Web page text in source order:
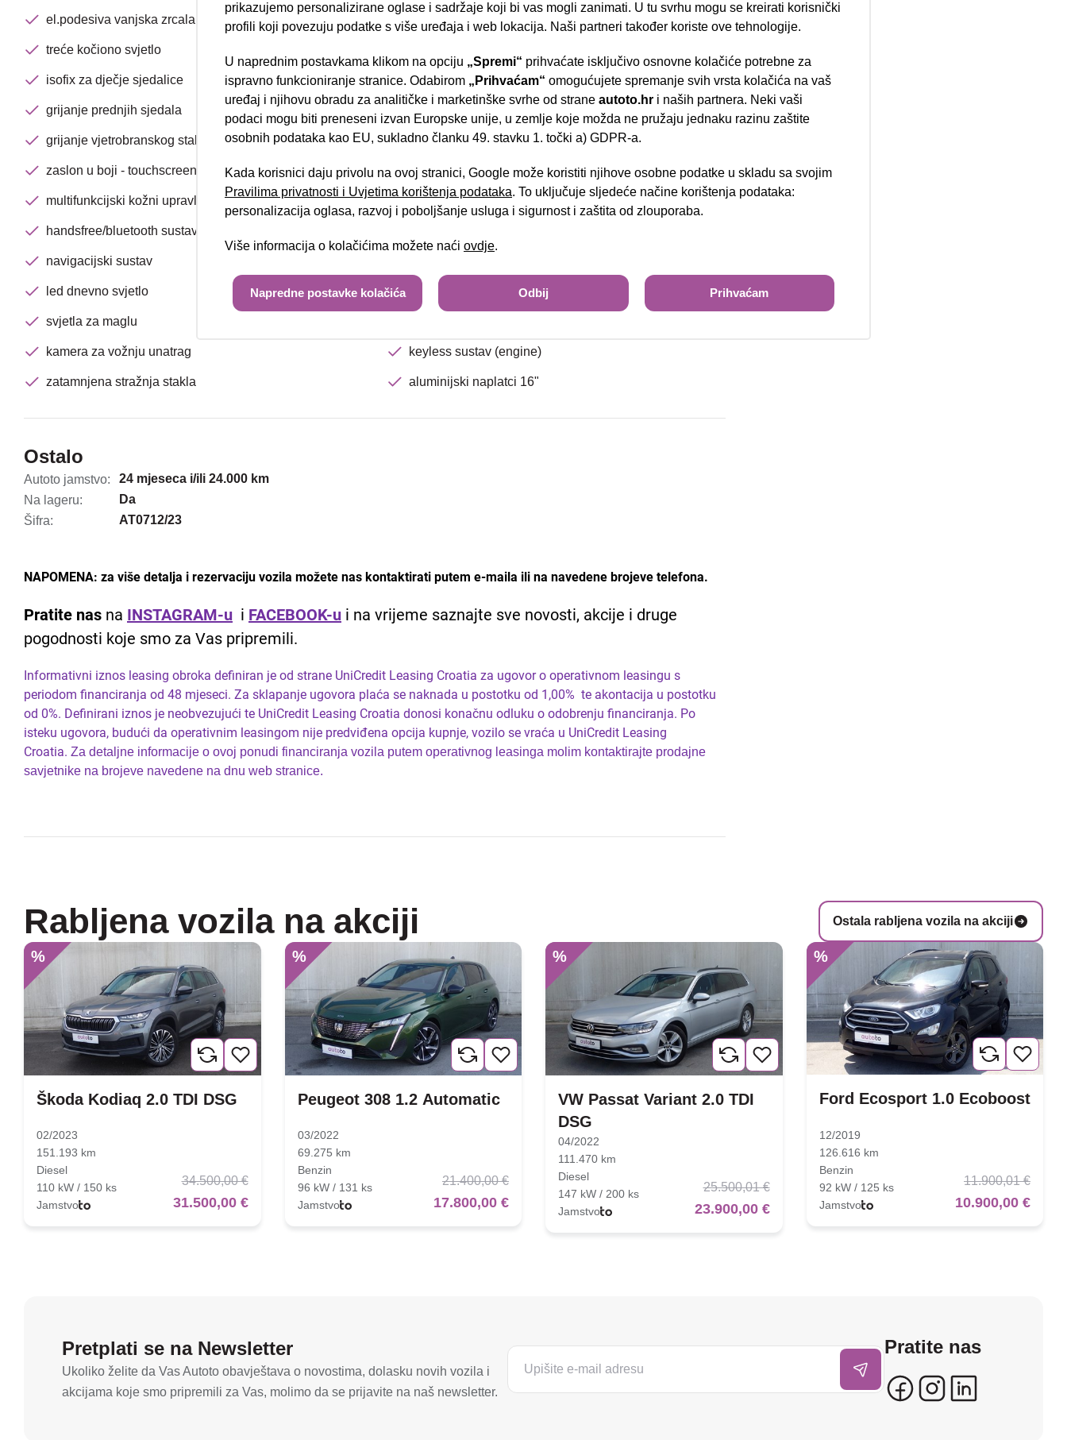
el.podesiva vanjska zrcala el.preklopiva vanjska zrcala
treće kočiono svjetlo
isofix za dječje sjedalice sjedalo vozača podesivo po visini
grijanje prednjih sjedala
grijanje vjetrobranskog stakla radio uređaj USB
zaslon u boji - touchscreen automatski klima uređaj
multifunkcijski kožni upravljač putno računalo
handsfree/bluetooth sustav
navigacijski sustav
led dnevno svjetlo
svjetla za maglu
kamera za vožnju unatrag keyless sustav (engine)
zatamnjena stražnja stakla aluminijski naplatci 16"
Ostalo
Autoto jamstvo:
24 mjeseca i/ili 24.000 km
Na lageru:
Da
Šifra:
AT0712/23
NAPOMENA: za više detalja i rezervaciju vozila možete nas kontaktirati putem e-maila ili na navedene brojeve telefona.
Pratite nas na INSTAGRAM-u i FACEBOOK-u i na vrijeme saznajte sve novosti, akcije i druge
pogodnosti koje smo za Vas pripremili.
Informativni iznos leasing obroka definiran je od strane UniCredit Leasing Croatia za ugovor o operativnom leasingu s
periodom financiranja od 48 mjeseci. Za sklapanje ugovora plaća se naknada u postotku od 1,00% te akontacija u postotku
od 0%. Definirani iznos je neobvezujući te UniCredit Leasing Croatia donosi konačnu odluku o odobrenju financiranja. Po
isteku ugovora, budući da operativnim leasingom nije predviđena opcija kupnje, vozilo se vraća u UniCredit Leasing
Croatia. Za detaljne informacije o ovoj ponudi financiranja vozila putem operativnog leasinga molim kontaktirajte prodajne
savjetnike na brojeve navedene na dnu web stranice.
Rabljena vozila na akciji Ostala rabljena vozila na akciji
%
Škoda Kodiaq 2.0 TDI DSG
02/2023
151.193 km
Diesel
110 kW / 150 ks
Jamstvo
34.500,00 €
31.500,00 €
%
Peugeot 308 1.2 Automatic
03/2022
69.275 km
Benzin
96 kW / 131 ks
Jamstvo
21.400,00 €
17.800,00 €
%
VW Passat Variant 2.0 TDI
DSG
04/2022
111.470 km
Diesel
147 kW / 200 ks
Jamstvo
25.500,01 €
23.900,00 €
%
Ford Ecosport 1.0 Ecoboost
12/2019
126.616 km
Benzin
92 kW / 125 ks
Jamstvo
11.900,01 €
10.900,00 €
Pretplati se na Newsletter
Ukoliko želite da Vas Autoto obavještava o novostima, dolasku novih vozila i
akcijama koje smo pripremili za Vas, molimo da se prijavite na naš newsletter.
Pratite nas
Nova lokacija - Slavonska avenija 102, Resnik
Traži
prikazujemo personalizirane oglase i sadržaje koji bi vas mogli zanimati. U tu svrhu mogu se kreirati korisnički
profili koji povezuju podatke s više uređaja i web lokacija. Naši partneri također koriste ove tehnologije.
U naprednim postavkama klikom na opciju „Spremi“ prihvaćate isključivo osnovne kolačiće potrebne za
ispravno funkcioniranje stranice. Odabirom „Prihvaćam“ omogućujete spremanje svih vrsta kolačića na vaš
uređaj i njihovu obradu za analitičke i marketinške svrhe od strane autoto.hr i naših partnera. Neki vaši
podaci mogu biti preneseni izvan Europske unije, u zemlje koje možda ne pružaju jednaku razinu zaštite
osobnih podataka kao EU, sukladno članku 49. stavku 1. točki a) GDPR-a.
Kada korisnici daju privolu na ovoj stranici, Google može koristiti njihove osobne podatke u skladu sa svojim
Pravilima privatnosti i Uvjetima korištenja podataka. To uključuje sljedeće načine korištenja podataka:
personalizacija oglasa, razvoj i poboljšanje usluga i sigurnost i zaštita od zlouporaba.
Više informacija o kolačićima možete naći ovdje.
Napredne postavke kolačića Odbij Prihvaćam